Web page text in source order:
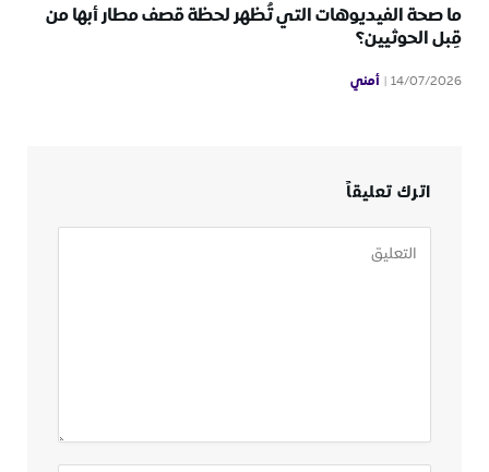
ما صحة الفيديوهات التي تُظهر لحظة قصف مطار أبها من
قِبل الحوثيين؟
14/07/2026 أمني
اترك تعليقاً